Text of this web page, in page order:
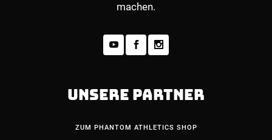
machen.
UNSERE PARTNER
ZUM PHANTOM ATHLETICS SHOP